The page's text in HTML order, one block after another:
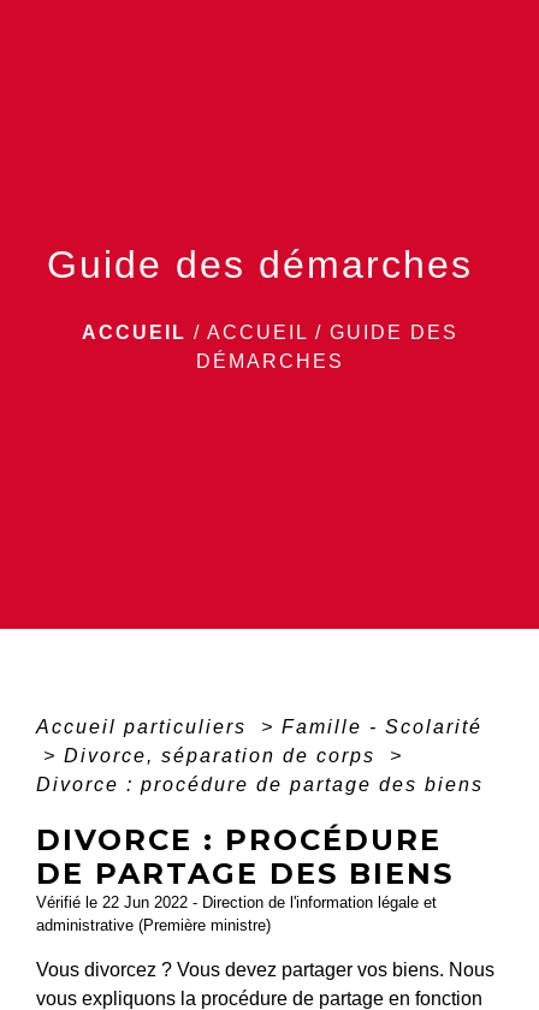
Guide des démarches
ACCUEIL / ACCUEIL / GUIDE DES
DÉMARCHES
Accueil particuliers > Famille - Scolarité
> Divorce, séparation de corps
>
Divorce : procédure de partage des biens
DIVORCE : PROCÉDURE
DE PARTAGE DES BIENS
Vérifié le 22 Jun 2022 - Direction de l'information légale et
administrative (Première ministre)
Vous divorcez ? Vous devez partager vos biens. Nous
vous expliquons la procédure de partage en fonction